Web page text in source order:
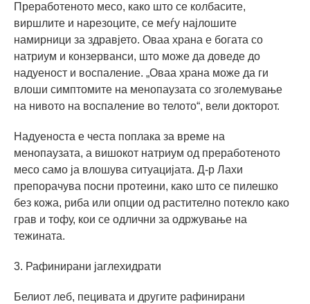
Преработеното месо, како што се колбасите,
виршлите и нарезоците, се меѓу најлошите
намирници за здравјето. Оваа храна е богата со
натриум и конзерванси, што може да доведе до
надуеност и воспаление. „Оваа храна може да ги
влоши симптомите на менопаузата со зголемување
на нивото на воспаление во телото“, вели докторот.
Надуеноста е честа поплака за време на
менопаузата, а вишокот натриум од преработеното
месо само ја влошува ситуацијата. Д-р Лахи
препорачува посни протеини, како што се пилешко
без кожа, риба или опции од растително потекло како
грав и тофу, кои се одлични за одржување на
тежината.
3. Рафинирани јаглехидрати
Белиот леб, пецивата и другите рафинирани